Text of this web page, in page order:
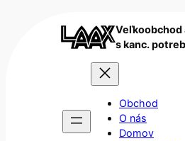
Veľkoobchod
s kanc.
Obchod
O nás
Domov